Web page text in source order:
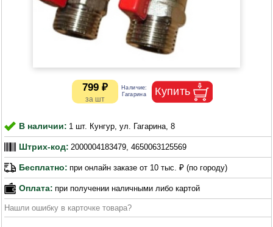
799 ₽
В наличии: 1 шт. Кунгур, ул. Гагарина, 8
Штрих-код: 2000004183479, 4650063125569
Бесплатно: при онлайн заказе от 10 тыс. ₽ (по городу)
Оплата: при получении наличными либо картой
Нашли ошибку в карточке товара?